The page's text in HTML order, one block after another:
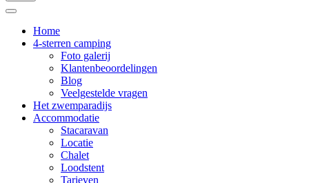
Home
4-sterren camping
Foto galerij
Klantenbeoordelingen
Blog
Veelgestelde vragen
Het zwemparadijs
Accommodatie
Stacaravan
Locatie
Chalet
Loodstent
Tarieven